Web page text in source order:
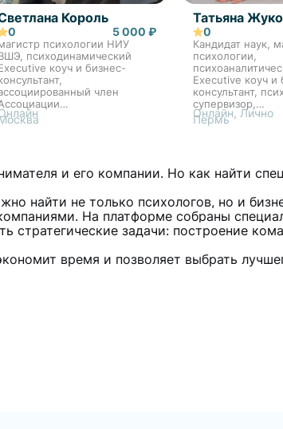
Король
0 5 000 ₽
психологии НИУ
психодинамический
коуч и бизнес-
член
коучига
бизнес консультирования
Татьяна
0
Кандидат наук,
психологии,
Executive коуч и
консультант,
супервизор,
АПКБ,
Онлайн, Лично
Пермь
и его компании. Но как найти
найти не только психологов, но и
На платформе собраны
стратегические задачи: построение
время и позволяет выбрать